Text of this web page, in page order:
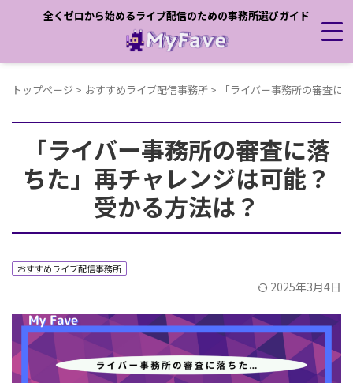
全くゼロから始めるライブ配信のための事務所選びガイド
トップページ > おすすめライブ配信事務所 > 「ライバー事務所の審査に
「ライバー事務所の審査に落
ちた」再チャレンジは可能？
受かる方法は？
おすすめライブ配信事務所
2025年3月4日